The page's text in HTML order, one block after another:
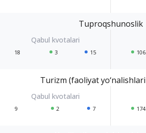
Tuproqshunoslik
18 3 15
Turizm (faoliyat yo‘nalishlari
9 2 7